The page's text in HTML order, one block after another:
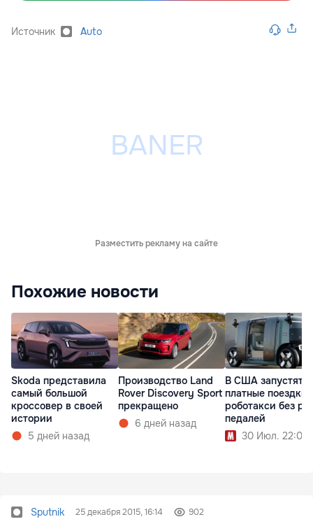
Источник Auto
Разместить рекламу на сайте
Похожие новости
Skoda представила
самый большой
кроссовер в своей
истории
5 дней назад
Производство Land
Rover Discovery Sport
прекращено
6 дней назад
В США запустят
платные поездки
роботакси без
педалей
30 Июл. 22:00
Sputnik 25 декабря 2015, 16:14 902